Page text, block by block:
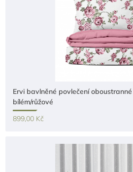
Ervi bavlněné povlečení
bílém/růžové
899,00 Kč